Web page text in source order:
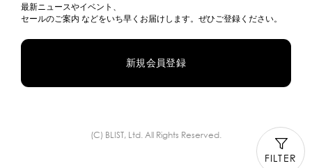
FILTER
最新ニュースやイベント、
セールのご案内 などをいち早くお届けします。ぜひご登録ください。
新規会員登録
(C) BLIST, Ltd. All Rights Reserved.